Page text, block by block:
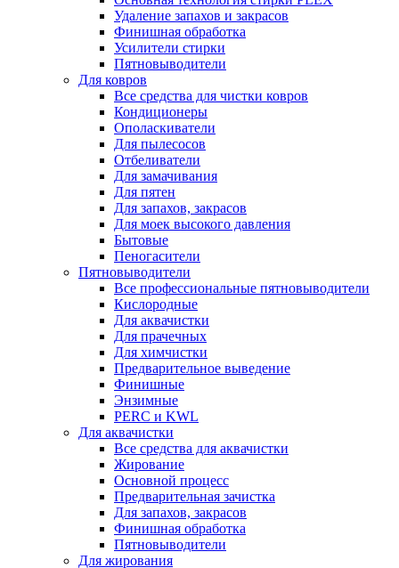
Удаление запахов и закрасов
Финишная обработка
Усилители стирки
Пятновыводители
Для ковров
Все средства для чистки ковров
Кондиционеры
Ополаскиватели
Для пылесосов
Отбеливатели
Для замачивания
Для пятен
Для запахов, закрасов
Для моек высокого давления
Бытовые
Пеногасители
Пятновыводители
Все профессиональные пятновыводители
Кислородные
Для аквачистки
Для прачечных
Для химчистки
Предварительное выведение
Финишные
Энзимные
PERC и KWL
Для аквачистки
Все средства для аквачистки
Жирование
Основной процесс
Предварительная зачистка
Для запахов, закрасов
Финишная обработка
Пятновыводители
Для жирования